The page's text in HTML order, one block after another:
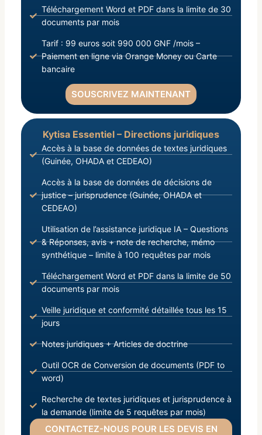
Téléchargement Word et PDF dans la limite de 30
documents par mois
Tarif : 99 euros soit 990 000 GNF /mois –
Paiement en ligne via Orange Money ou Carte
bancaire
SOUSCRIVEZ MAINTENANT
Kytisa Essentiel – Directions juridiques
Accès à la base de données de textes juridiques
(Guinée, OHADA et CEDEAO)
Accès à la base de données de décisions de
justice – jurisprudence (Guinée, OHADA et
CEDEAO)
Utilisation de l’assistance juridique IA – Questions
& Réponses, avis + note de recherche, mémo
synthétique – limite à 100 requêtes par mois
Téléchargement Word et PDF dans la limite de 50
documents par mois
Veille juridique et conformité détaillée tous les 15
jours
Notes juridiques + Articles de doctrine
Outil OCR de Conversion de documents (PDF to
word)
Recherche de textes juridiques et jurisprudence à
la demande (limite de 5 requêtes par mois)
CONTACTEZ-NOUS POUR LES DEVIS EN